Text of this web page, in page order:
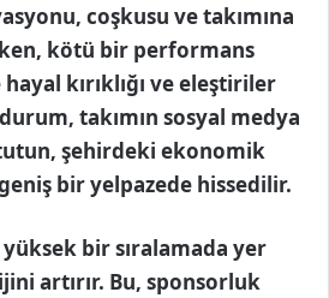
coşkusu ve takımına
kötü bir performans
kırıklığı ve eleştiriler
takımın sosyal medya
şehirdeki ekonomik
bir yelpazede hissedilir.
yüksek bir sıralamada yer
artırır. Bu, sponsorluk